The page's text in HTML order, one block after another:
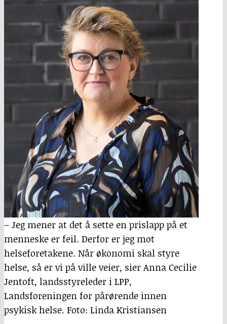
– Jeg mener at det å sette en prislapp på et
menneske er feil. Derfor er jeg mot
helseforetakene. Når økonomi skal styre
helse, så er vi på ville veier, sier Anna Cecilie
Jentoft, landsstyreleder i LPP,
Landsforeningen for pårørende innen
psykisk helse. Foto: Linda Kristiansen